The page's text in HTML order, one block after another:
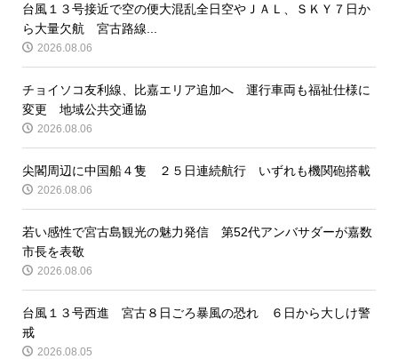
台風１３号接近で空の便大混乱全日空やＪＡＬ、ＳＫＹ７日か
ら大量欠航 宮古路線...
2026.08.06
チョイソコ友利線、比嘉エリア追加へ 運行車両も福祉仕様に
変更 地域公共交通協
2026.08.06
尖閣周辺に中国船４隻 ２５日連続航行 いずれも機関砲搭載
2026.08.06
若い感性で宮古島観光の魅力発信 第52代アンバサダーが嘉数
市長を表敬
2026.08.06
台風１３号西進 宮古８日ごろ暴風の恐れ ６日から大しけ警
戒
2026.08.05